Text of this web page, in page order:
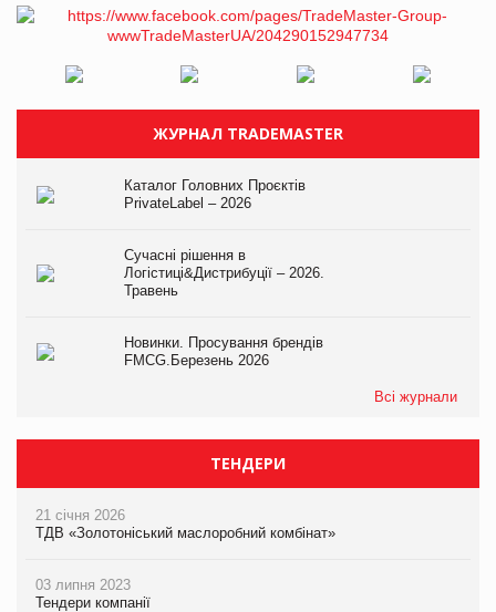
ЖУРНАЛ TRADEMASTER
Каталог Головних Проєктів
PrivateLabel – 2026
Сучасні рішення в
Логістиці&Дистрибуції – 2026.
Травень
Новинки. Просування брендів
FMCG.Березень 2026
Всі журнали
ТЕНДЕРИ
21 січня 2026
ТДВ «Золотоніський маслоробний комбінат»
03 липня 2023
Тендери компанії